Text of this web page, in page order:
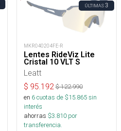
ÚLTIMAS3
MKR040204FE-R
Lentes RideViz Lite
Cristal 10 VLT S
Leatt
$ 95.192 $122.990
en 6cuotas de $15.865sin
interés
ahorras $3.810 por
transferencia.